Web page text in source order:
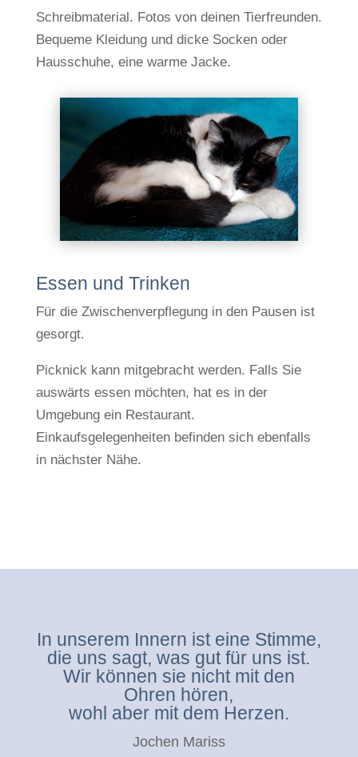
Schreibmaterial. Fotos von deinen Tierfreunden.
Bequeme Kleidung und dicke Socken oder
Hausschuhe, eine warme Jacke.
Essen und Trinken
Für die Zwischenverpflegung in den Pausen ist
gesorgt.
Picknick kann mitgebracht werden. Falls Sie
auswärts essen möchten, hat es in der
Umgebung ein Restaurant.
Einkaufsgelegenheiten befinden sich ebenfalls
in nächster Nähe.
In unserem Innern ist eine Stimme,
die uns sagt, was gut für uns ist.
Wir können sie nicht mit den
Ohren hören,
wohl aber mit dem Herzen.
Jochen Mariss